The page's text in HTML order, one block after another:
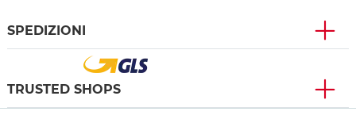
SPEDIZIONI
TRUSTED SHOPS